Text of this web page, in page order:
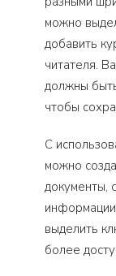
можно
добавить
читателя.
должны
чтобы
С
можно
документы,
выделить
более